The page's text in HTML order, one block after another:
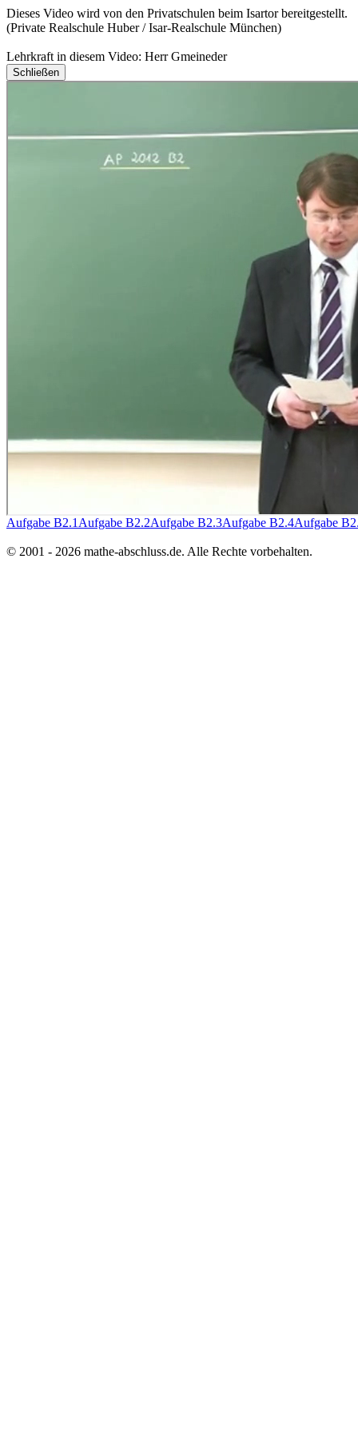
Dieses Video wird von den Privatschulen beim Isartor bereitgestellt.
(Private Realschule Huber / Isar-Realschule München)
Lehrkraft in diesem Video: Herr Gmeineder
Schließen
Aufgabe B2.1 Aufgabe B2.2Aufgabe B2.3Aufgabe B2.4Aufgabe
© 2001 - 2026 mathe-abschluss.de. Alle Rechte vorbehalten.